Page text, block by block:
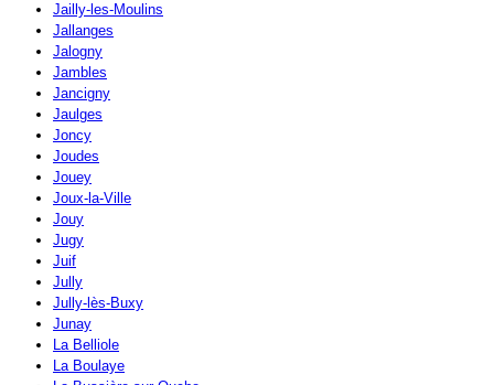
Jailly-les-Moulins
Jallanges
Jalogny
Jambles
Jancigny
Jaulges
Joncy
Joudes
Jouey
Joux-la-Ville
Jouy
Jugy
Juif
Jully
Jully-lès-Buxy
Junay
La Belliole
La Boulaye